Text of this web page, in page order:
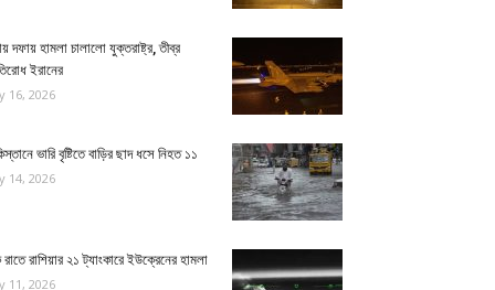
দফায় হামলা চালালো যুক্তরাষ্ট্র, তীব্র
ইরানের
16, 2026
ভারি বৃষ্টিতে বাড়ির ছাদ ধসে নিহত ১১
14, 2026
রাশিয়ার ২১ ট্যাংকারে ইউক্রেনের হামলা
11, 2026